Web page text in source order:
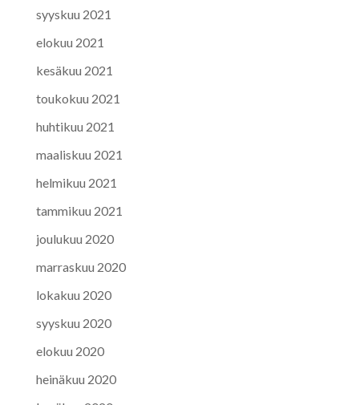
syyskuu 2021
elokuu 2021
kesäkuu 2021
toukokuu 2021
huhtikuu 2021
maaliskuu 2021
helmikuu 2021
tammikuu 2021
joulukuu 2020
marraskuu 2020
lokakuu 2020
syyskuu 2020
elokuu 2020
heinäkuu 2020